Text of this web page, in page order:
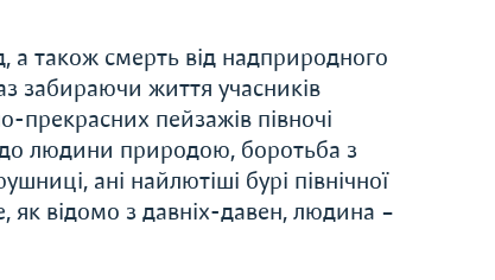
а також смерть від надприродного
забираючи життя учасників
прекрасних пейзажів півночі
людини природою, боротьба з
ані найлютіші бурі північної
відомо з давніх-давен, людина –